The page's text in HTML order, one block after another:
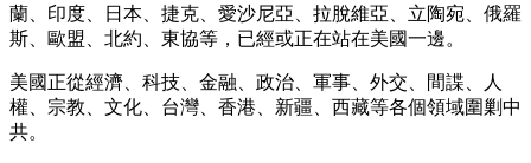
蘭、印度、日本、捷克、愛沙尼亞、拉脫維亞、立陶宛、俄羅
斯、歐盟、北約、東協等，已經或正在站在美國一邊。
美國正從經濟、科技、金融、政治、軍事、外交、間諜、人
權、宗教、文化、台灣、香港、新疆、西藏等各個領域圍剿中
共。